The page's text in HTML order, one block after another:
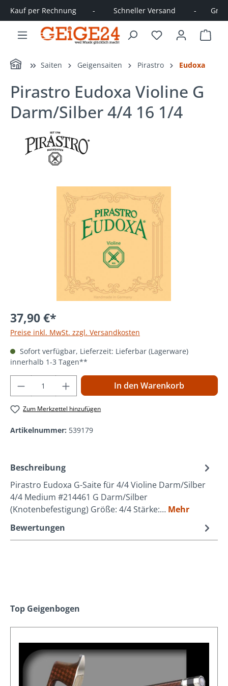
springen
Kauf per Rechnung        -         Schneller Versand         -
Home Saiten Geigensaiten Pirastro Eudoxa
Pirastro Eudoxa Violine G
Darm/Silber 4/4 16 1/4
Bildergalerie überspringen
37,90 €*
Preise inkl. MwSt. zzgl. Versandkosten
Sofort verfügbar, Lieferzeit: Lieferbar (Lagerware)
innerhalb 1-3 Tagen**
Produkt Anzahl: Gib den gewünschten
In den Warenkorb
Zum Merkzettel hinzufügen
Artikelnummer: 539179
Beschreibung
Pirastro Eudoxa G-Saite für 4/4 Violine Darm/Silber
4/4 Medium #214461 G Darm/Silber
(Knotenbefestigung) Größe: 4/4 Stärke:… Mehr
Bewertungen
Produktgalerie überspringen
Top Geigenbogen